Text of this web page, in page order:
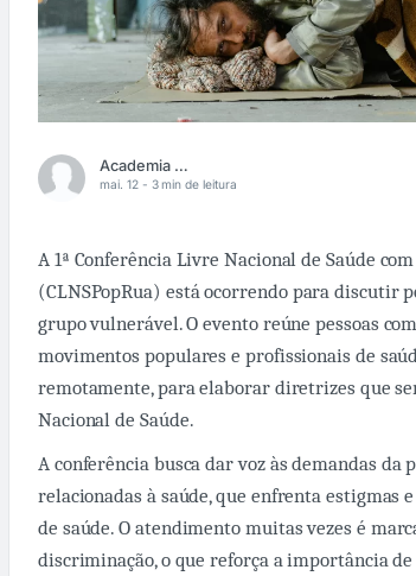
Academia Médica
mai. 12 - 3 min de leitura
A 1ª Conferência Livre Nacional de Saúde
(CLNSPopRua) está ocorrendo para discutir
grupo vulnerável. O evento reúne pessoas
movimentos populares e profissionais de
remotamente, para elaborar diretrizes que
Nacional de Saúde.
A conferência busca dar voz às demandas da
relacionadas à saúde, que enfrenta estigmas
de saúde. O atendimento muitas vezes é
discriminação, o que reforça a importância de